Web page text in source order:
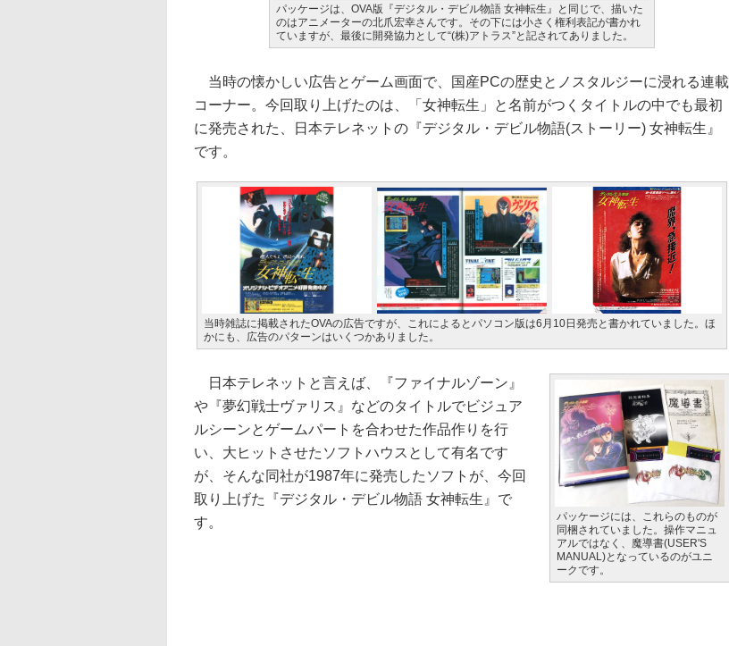
パッケージは、OVA版『デジタル・デビル物語 女神転生』と同じで、描いた
のはアニメーターの北爪宏幸さんです。その下には小さく権利表記が書かれ
ていますが、最後に開発協力として“(株)アトラス”と記されてありました。
当時の懐かしい広告とゲーム画面で、国産PCの歴史とノスタルジーに浸れる連載
コーナー。今回取り上げたのは、「女神転生」と名前がつくタイトルの中でも最初
に発売された、日本テレネットの『デジタル・デビル物語(ストーリー) 女神転生』
です。
当時雑誌に掲載されたOVAの広告ですが、これによるとパソコン版は6月10日発売と書かれていました。ほ
かにも、広告のパターンはいくつかありました。
パッケージには、これらのものが
同梱されていました。操作マニュ
アルではなく、魔導書(USER'S
MANUAL)となっているのがユニ
ークです。
日本テレネットと言えば、『ファイナルゾーン』
や『夢幻戦士ヴァリス』などのタイトルでビジュア
ルシーンとゲームパートを合わせた作品作りを行
い、大ヒットさせたソフトハウスとして有名です
が、そんな同社が1987年に発売したソフトが、今回
取り上げた『デジタル・デビル物語 女神転生』で
す。